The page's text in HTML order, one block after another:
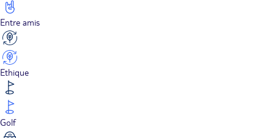
Entre amis
Ethique
Golf